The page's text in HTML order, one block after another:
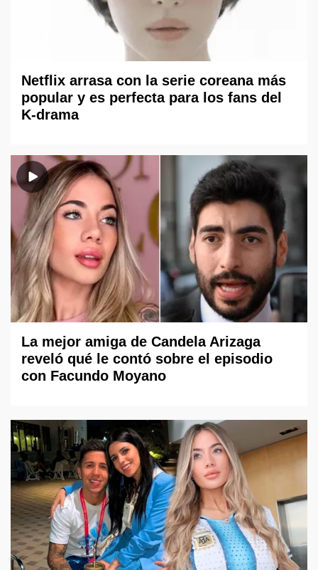
Netflix arrasa con la serie coreana más
popular y es perfecta para los fans del
K-drama
La mejor amiga de Candela Arizaga
reveló qué le contó sobre el episodio
con Facundo Moyano